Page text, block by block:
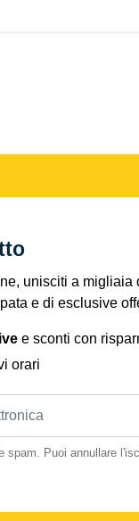
unisciti a
e di esclusive
e sconti con
orari
spam. Puoi annullare